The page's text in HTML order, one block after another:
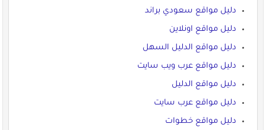
دليل مواقع سعودي براند
دليل مواقع اونلاين
دليل مواقع الدليل السهل
دليل مواقع عرب ويب سايت
دليل مواقع الدليل
دليل مواقع عرب سايت
دليل مواقع خطوات